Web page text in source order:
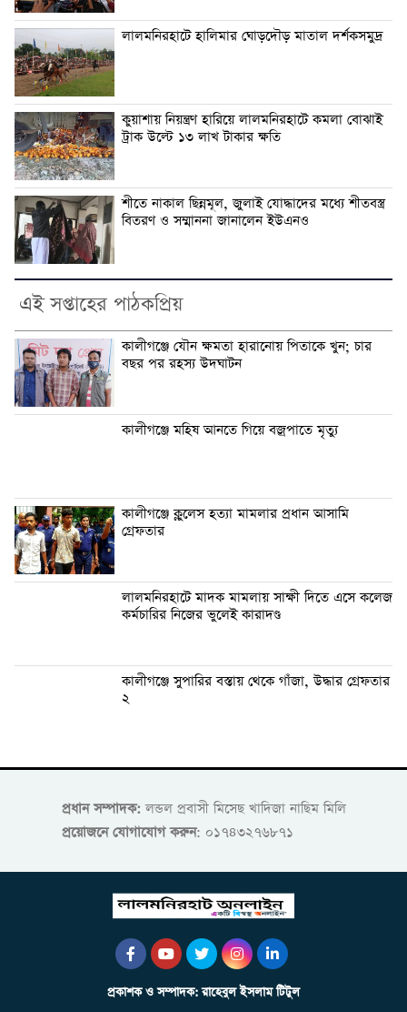
লালমনিরহাটে হালিমার ঘোড়দৌড় মাতাল দর্শকসমুদ্র
কুয়াশায় নিয়ন্ত্রণ হারিয়ে লালমনিরহাটে কমলা বোঝাই
ট্রাক উল্টে ১৩ লাখ টাকার ক্ষতি
শীতে নাকাল ছিন্নমূল, জুলাই যোদ্ধাদের মধ্যে শীতবস্ত্র
বিতরণ ও সম্মাননা জানালেন ইউএনও
এই সপ্তাহের পাঠকপ্রিয়
কালীগঞ্জে যৌন ক্ষমতা হারানোয় পিতাকে খুন; চার
বছর পর রহস্য উদঘাটন
কালীগঞ্জে মহিষ আনতে গিয়ে বজ্রপাতে মৃত্যু
কালীগঞ্জে ক্লুলেস হত্যা মামলার প্রধান আসামি
গ্রেফতার
লালমনিরহাটে মাদক মামলায় সাক্ষী দিতে এসে কলেজ
কর্মচারির নিজের ভুলেই কারাদণ্ড
কালীগঞ্জে সুপারির বস্তায় থেকে গাঁজা, উদ্ধার গ্রেফতার
২
প্রধান সম্পাদক:লন্ডল প্রবাসী মিসেছ খাদিজা নাছিম মিলি
প্রয়োজনে যোগাযোগ করুন: ০১৭৪৩২৭৬৮৭১
প্রকাশক ও সম্পাদক: রাহেবুল ইসলাম টিটুল